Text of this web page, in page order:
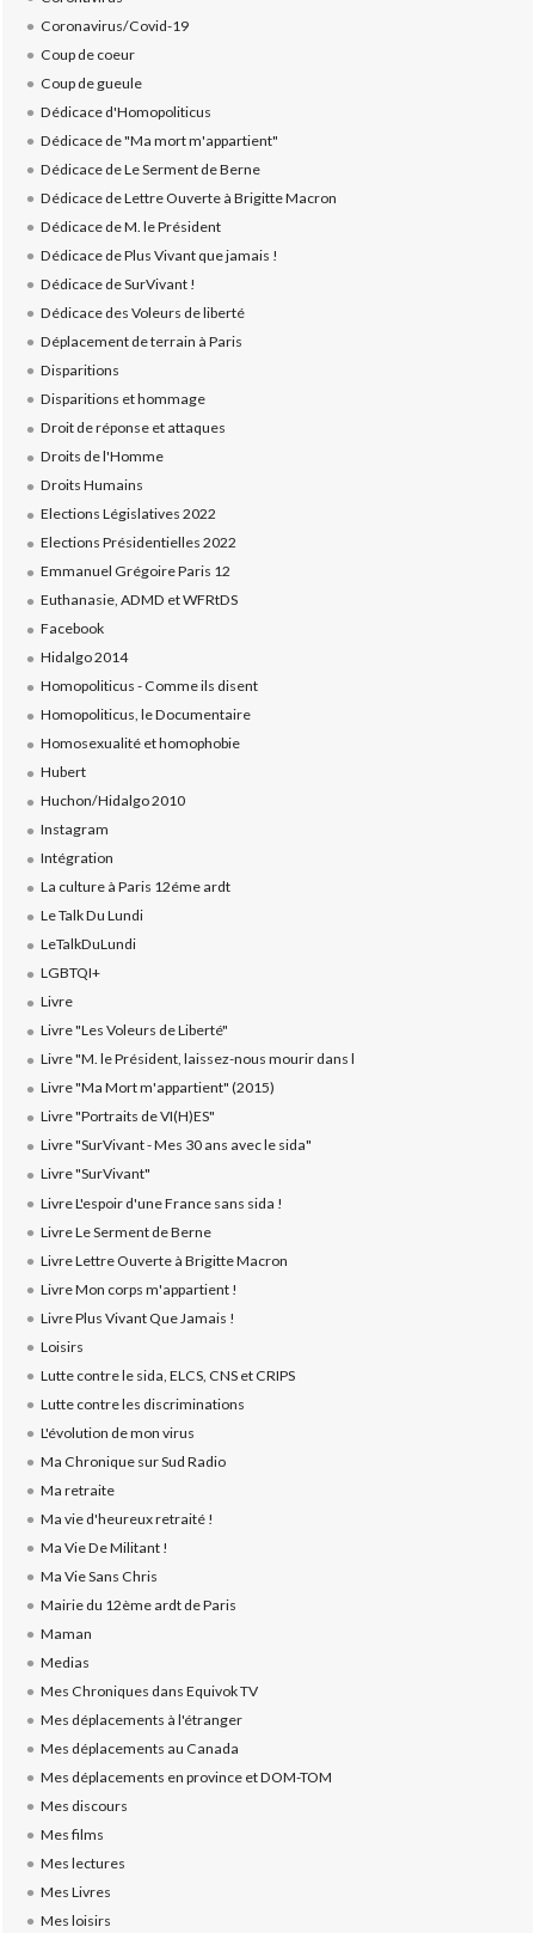
Coronavirus/Covid-19
Coup de coeur
Coup de gueule
Dédicace d'Homopoliticus
Dédicace de "Ma mort m'appartient"
Dédicace de Le Serment de Berne
Dédicace de Lettre Ouverte à Brigitte Macron
Dédicace de M. le Président
Dédicace de Plus Vivant que jamais !
Dédicace de SurVivant !
Dédicace des Voleurs de liberté
Déplacement de terrain à Paris
Disparitions
Disparitions et hommage
Droit de réponse et attaques
Droits de l'Homme
Droits Humains
Elections Législatives 2022
Elections Présidentielles 2022
Emmanuel Grégoire Paris 12
Euthanasie, ADMD et WFRtDS
Facebook
Hidalgo 2014
Homopoliticus - Comme ils disent
Homopoliticus, le Documentaire
Homosexualité et homophobie
Hubert
Huchon/Hidalgo 2010
Instagram
Intégration
La culture à Paris 12éme ardt
Le Talk Du Lundi
LeTalkDuLundi
LGBTQI+
Livre
Livre "Les Voleurs de Liberté"
Livre "M. le Président, laissez-nous mourir dans l
Livre "Ma Mort m'appartient" (2015)
Livre "Portraits de VI(H)ES"
Livre "SurVivant - Mes 30 ans avec le sida"
Livre "SurVivant"
Livre L'espoir d'une France sans sida !
Livre Le Serment de Berne
Livre Lettre Ouverte à Brigitte Macron
Livre Mon corps m'appartient !
Livre Plus Vivant Que Jamais !
Loisirs
Lutte contre le sida, ELCS, CNS et CRIPS
Lutte contre les discriminations
L'évolution de mon virus
Ma Chronique sur Sud Radio
Ma retraite
Ma vie d'heureux retraité !
Ma Vie De Militant !
Ma Vie Sans Chris
Mairie du 12ème ardt de Paris
Maman
Medias
Mes Chroniques dans Equivok TV
Mes déplacements à l'étranger
Mes déplacements au Canada
Mes déplacements en province et DOM-TOM
Mes discours
Mes films
Mes lectures
Mes Livres
Mes loisirs